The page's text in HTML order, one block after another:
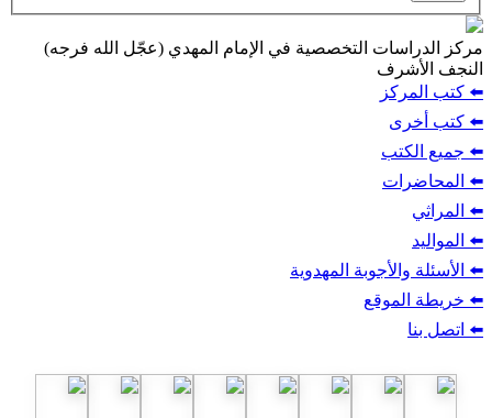
مركز الدراسات التخصصية في الإمام المهدي (عجّل الله فرجه)
النجف الأشرف
⬅️ كتب المركز
⬅️ كتب أخرى
⬅️ جميع الكتب
⬅️ المحاضرات
⬅️ المراثي
⬅️ المواليد
⬅️ الأسئلة والأجوبة المهدوية
⬅️ خريطة الموقع
⬅️ اتصل بنا